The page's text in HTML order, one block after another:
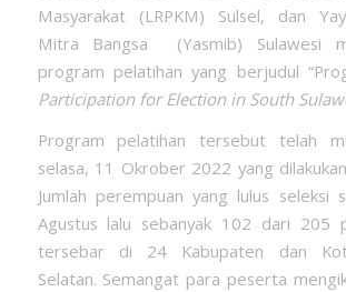
Masyarakat (LRPKM) Sulsel, dan
Mitra Bangsa (Yasmib) Sulawesi
program pelatihan yang berjudul
Participation for Election in South
Program pelatihan tersebut telah
selasa, 11 Okrober 2022 yang
Jumlah perempuan yang lulus seleksi
Agustus lalu sebanyak 102 dari 205
tersebar di 24 Kabupaten dan
Selatan. Semangat para peserta